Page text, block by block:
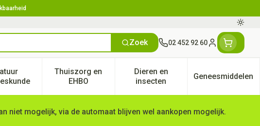
Zoek 02 452 92 60
Klant menu
categorie
Vitaliteit 50+ categorie
Toon submenu voor Natuur geneeskunde categorie
Thuiszorg en
EHBOToon submenu voor Thuiszorg en EHBO categorie
Dieren en
insectenToon submenu voor Dieren
Geneesmiddelen
Toon
niet mogelijk, via de automaat blijven wel aankopen mogelijk.